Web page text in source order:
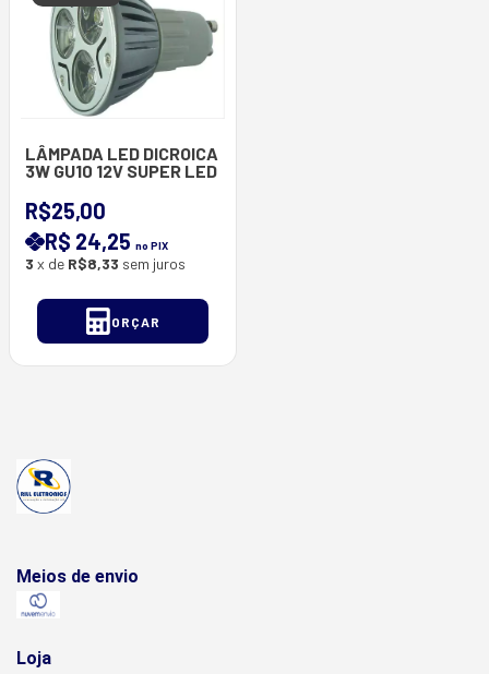
LÂMPADA LED DICROICA
3W GU10 12V SUPER LED
R$25,00
R$ 24,25no PIX
3 x de R$8,33 sem juros
ORÇAR
Meios de envio
Loja